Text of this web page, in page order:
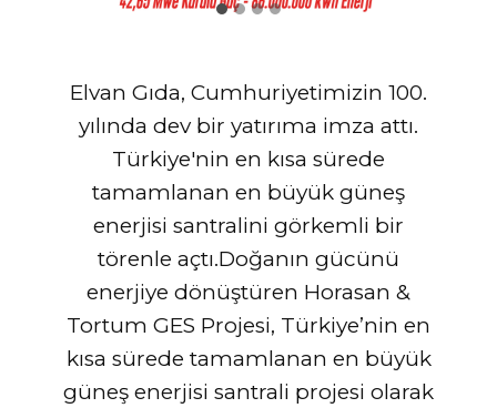
Elvan Gıda, Cumhuriyetimizin 100.
yılında dev bir yatırıma imza attı.
Türkiye'nin en kısa sürede
tamamlanan en büyük güneş
enerjisi santralini görkemli bir
törenle açtı.Doğanın gücünü
enerjiye dönüştüren Horasan &
Tortum GES Projesi, Türkiye’nin en
kısa sürede tamamlanan en büy​​ük
güneş enerjisi santrali projesi olarak